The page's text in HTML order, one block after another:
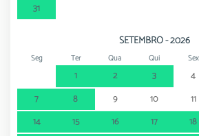
31
SETEMBRO - 2026
Seg Ter Qua Qui Sex
1 2 3 4
7
8 9 10 11
14
15 16 17 18